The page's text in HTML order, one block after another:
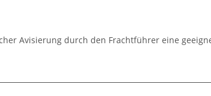
Avisierung durch den Frachtführer eine